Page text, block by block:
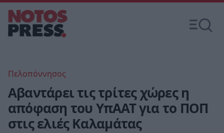
Πελοπόννησος
Αβαντάρει τις τρίτες χώρες η
απόφαση του ΥπΑΑΤ για το ΠΟΠ
στις ελιές Καλαμάτας